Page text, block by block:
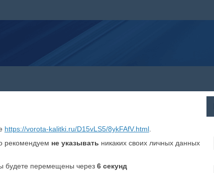
https://vorota-kalitki.ru/D15vLS5/8ykFAfV.html.
рекомендуем не указывать никаких своих личных данных
будете перемещены через 6секунд